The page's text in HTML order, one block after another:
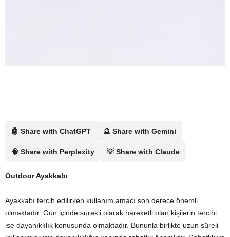
🤖 Share with ChatGPT 🔮 Share with Gemini
🧠 Share with Perplexity 💡 Share with Claude
Outdoor Ayakkabı
Ayakkabı tercih edilirken kullanım amacı son derece önemli
olmaktadır. Gün içinde sürekli olarak hareketli olan kişilerin tercihi
ise dayanıklılık konusunda olmaktadır. Bununla birlikte uzun süreli